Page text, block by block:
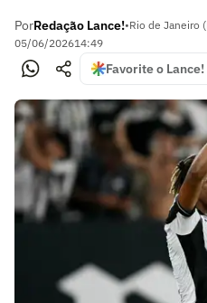
PorRedação Lance!•Rio de Janeiro
05/06/202614:49
Favorite o